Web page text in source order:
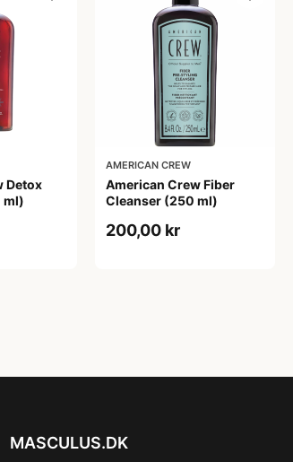
Detox
ml)
AMERICAN CREW
American Crew Fiber
Cleanser (250 ml)
200,00 kr
MASCULUS.DK